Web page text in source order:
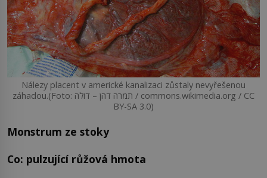
Nálezy placent v americké kanalizaci zůstaly nevyřešenou
záhadou.(Foto: תמרה דהן – דולה / commons.wikimedia.org / CC
BY-SA 3.0)
Monstrum ze stoky
Co: pulzující růžová hmota